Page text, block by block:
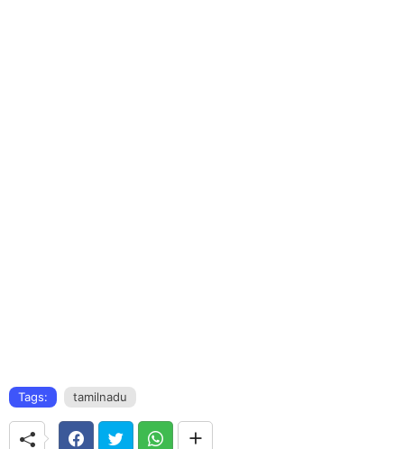
Tags: tamilnadu